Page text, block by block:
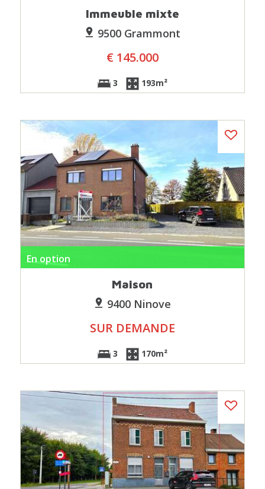
Immeuble mixte
9500 Grammont
€ 145.000
3 193m²
En option
Maison
9400 Ninove
SUR DEMANDE
3 170m²